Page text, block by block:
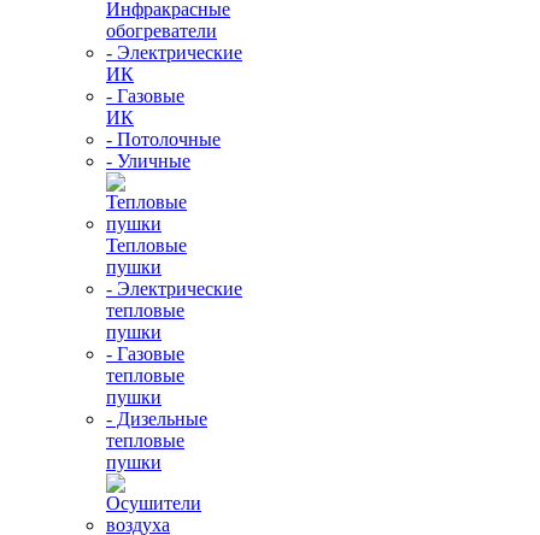
Инфракрасные
обогреватели
- Электрические
ИК
- Газовые
ИК
- Потолочные
- Уличные
Тепловые
пушки
- Электрические
тепловые
пушки
- Газовые
тепловые
пушки
- Дизельные
тепловые
пушки